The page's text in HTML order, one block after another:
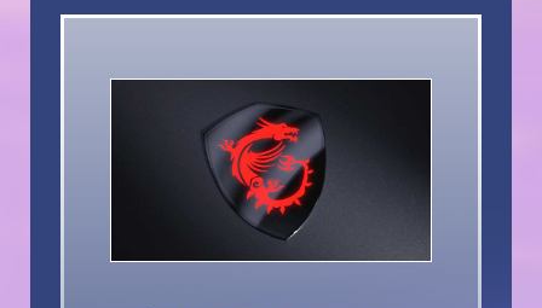
16GB（8GB ×2）DDR5